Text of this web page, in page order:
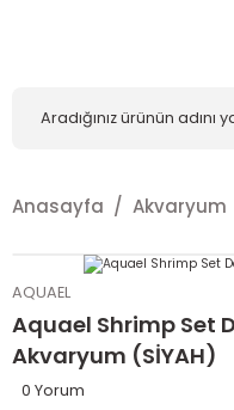
Anasayfa Akvaryum
AQUAEL
Aquael Shrimp Set
Akvaryum (SİYAH)
0 Yorum